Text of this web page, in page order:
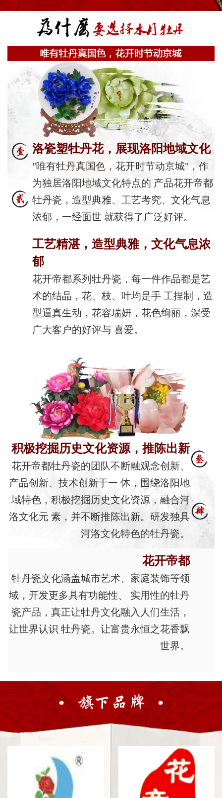
洛瓷塑牡丹花，展现洛阳地域文化
"唯有牡丹真国色，花开时节动京城"，作
为独居洛阳地域文化特点的 产品花开帝都
牡丹瓷，造型典雅、工艺考究、文化气息
浓郁，一经面世 就获得了广泛好评。
工艺精湛，造型典雅，文化气息浓
郁
花开帝都系列牡丹瓷，每一件作品都是艺
术的结晶，花、枝、叶均是手 工捏制，造
型逼真生动，花容瑞妍，花色绚丽，深受
广大客户的好评与 喜爱。
积极挖掘历史文化资源，推陈出新
花开帝都牡丹瓷的团队不断融观念创新、
产品创新、技术创新于一 体，围绕洛阳地
域特色，积极挖掘历史文化资源，融合河
洛文化元 素，并不断推陈出新。研发独具
河洛文化特色的牡丹瓷。
花开帝都
牡丹瓷文化涵盖城市艺术、家庭装饰等领
域，开发更多具有功能性、 实用性的牡丹
瓷产品，真正让牡丹文化融入人们生活，
让世界认识 牡丹瓷。让富贵永恒之花香飘
世界。